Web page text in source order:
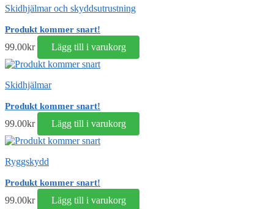
Skidhjälmar och skyddsutrustning
Produkt kommer snart!
99.00kr Lägg till i varukorg
Skidhjälmar
Produkt kommer snart!
99.00kr Lägg till i varukorg
Ryggskydd
Produkt kommer snart!
99.00kr Lägg till i varukorg